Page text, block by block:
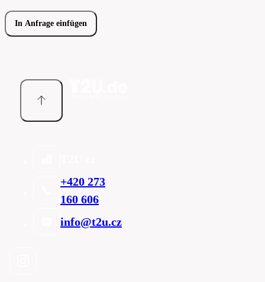
In Anfrage einfügen
+420 273
160 606
info@t2u.cz